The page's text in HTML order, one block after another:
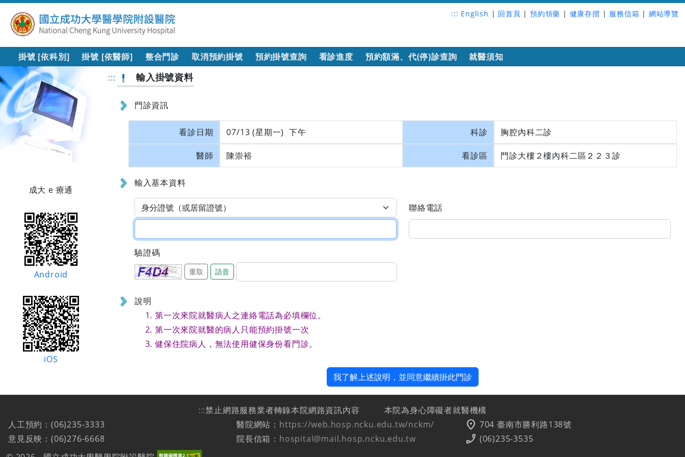
::: English | 回首頁 | 預約領藥 | 健康存摺 | 服務信箱 | 網站導覽
掛號 [依科別] 掛號 [依醫師] 整合門診 取消預約掛號 預約掛號查詢 看診進度 預約額滿、代(停)診查詢 就醫須知
成大 e 療通
Android
iOS
::: 輸入掛號資料
門診資訊
看診日期 07/13 (星期一) 下午 科診 胸腔內科二診
醫師 陳崇裕 看診區 門診大樓２樓內科二區２２３診
輸入基本資料
聯絡電話
驗證碼
重取 語音
說明
第一次來院就醫病人之連絡電話為必填欄位。
第一次來院就醫的病人只能預約掛號一次
健保住院病人，無法使用健保身份看門診。
我了解上述說明，並同意繼續掛此門診
:::禁止網路服務業者轉錄本院網路資訊內容
本院為身心障礙者就醫機構
人工預約：(06)235-3333
意見反映：(06)276-6668
醫院網站： https://web.hosp.ncku.edu.tw/nckm/
院長信箱： hospital@mail.hosp.ncku.edu.tw
location_on 704 臺南市勝利路138號
phone_enabled (06)235-3535